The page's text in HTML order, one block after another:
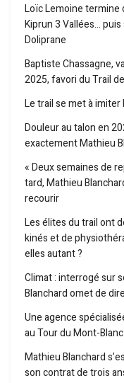
Loïc Lemoine termine
Kiprun 3 Vallées…
Doliprane
Baptiste Chassagne,
2025, favori du Trail
Le trail se met à
Douleur au talon en
exactement Mathieu
« Deux semaines de
tard, Mathieu
recourir
Les élites du trail ont
kinés et de
elles autant ?
Climat : interrogé sur
Blanchard omet de
Une agence
au Tour du Mont-Blanc
Mathieu Blanchard
son contrat de trois